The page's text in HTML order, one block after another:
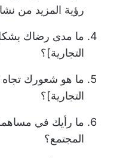
رؤية المزيد من
ما مدى رضاك
التجارية]؟
ما هو شعورك تجاه
التجارية]؟
ما رأيك في
المجتمع؟